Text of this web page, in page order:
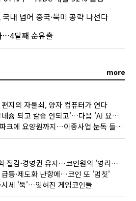
내 넘어 중국·북미 공략 나선다
…4달째 순유출
more
지의 자물쇠, 양자 컴퓨터가 연다
'마그네슘 되고 칼슘 안되고'…다음 'AI 요약' 갈 길은
테마파크에 요양원까지…이종사업 눈독 들이는 게임사
700억 절감·경영권 유지…코인원의 '영리한 딜'
등·제도화 난항에…코인 또 '멈칫'
시세 '뚝'…잊혀진 게임코인들